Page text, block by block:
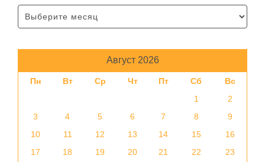
Август 2026
Пн Вт Ср Чт Пт Сб
Вс
1
2
3
4 5 6 7 8
9
10
11 12 13 14 15
16
17
18 19 20 21 22
23